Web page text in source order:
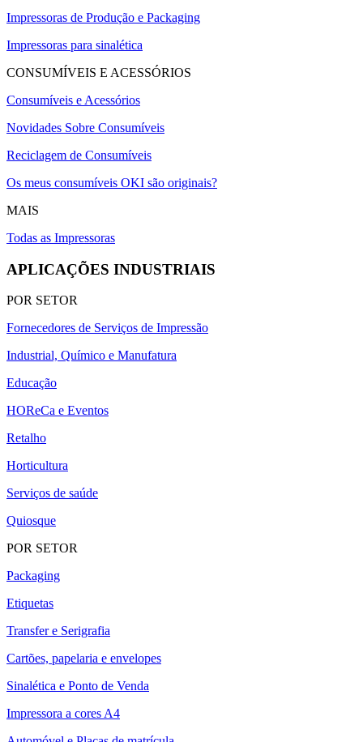
Impressoras de Produção e Packaging
Impressoras para sinalética
CONSUMÍVEIS E ACESSÓRIOS
Consumíveis e Acessórios
Novidades Sobre Consumíveis
Reciclagem de Consumíveis
Os meus consumíveis OKI são originais?
MAIS
Todas as Impressoras
APLICAÇÕES INDUSTRIAIS
POR SETOR
Fornecedores de Serviços de Impressão
Industrial, Químico e Manufatura
Educação
HOReCa e Eventos
Retalho
Horticultura
Serviços de saúde
Quiosque
POR SETOR
Packaging
Etiquetas
Transfer e Serigrafia
Cartões, papelaria e envelopes
Sinalética e Ponto de Venda
Impressora a cores A4